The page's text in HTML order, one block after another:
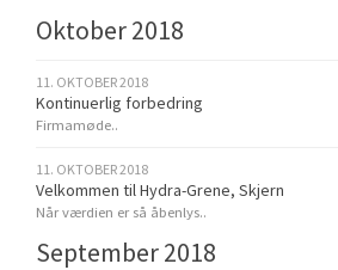
Oktober 2018
11. OKTOBER 2018
Kontinuerlig forbedring
Firmamøde..
11. OKTOBER 2018
Velkommen til Hydra-Grene, Skjern
Når værdien er så åbenlys..
September 2018